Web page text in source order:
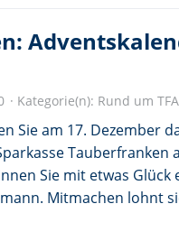
Kategorie(n): Rund um TFA
Sie am 17. Dezember
Tauberfranken
Sie mit etwas Glück
Mitmachen lohnt